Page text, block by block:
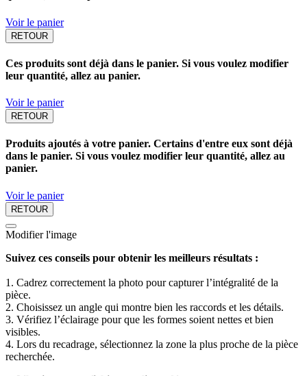
Voir le panier
RETOUR
Ces produits sont déjà dans le panier. Si vous voulez modifier
leur quantité, allez au panier.
Voir le panier
RETOUR
Produits ajoutés à votre panier. Certains d'entre eux sont déjà
dans le panier. Si vous voulez modifier leur quantité, allez au
panier.
Voir le panier
RETOUR
Modifier l'image
Suivez ces conseils pour obtenir les meilleurs résultats :
1. Cadrez correctement la photo pour capturer l’intégralité de la
pièce.
2. Choisissez un angle qui montre bien les raccords et les détails.
3. Vérifiez l’éclairage pour que les formes soient nettes et bien
visibles.
4. Lors du recadrage, sélectionnez la zone la plus proche de la pièce
recherchée.